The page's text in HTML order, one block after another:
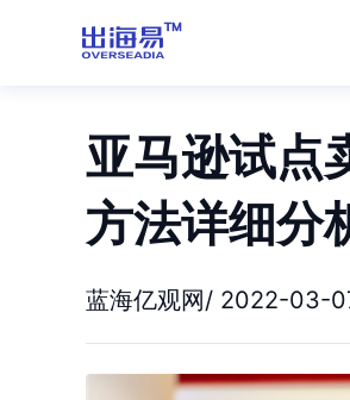
亚马逊试点
方法详细分
蓝海亿观网/ 2022-03-